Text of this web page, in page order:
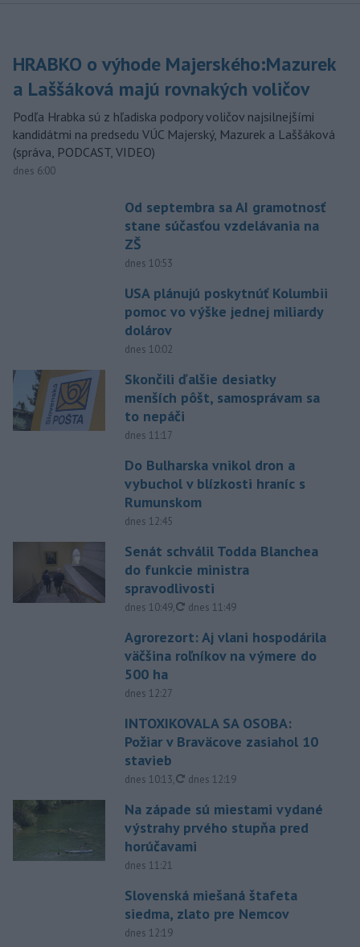
HRABKO o výhode Majerského:Mazurek
a Laššáková majú rovnakých voličov
Podľa Hrabka sú z hľadiska podpory voličov najsilnejšími
kandidátmi na predsedu VÚC Majerský, Mazurek a Laššáková
(správa, PODCAST, VIDEO)
dnes 6:00
Od septembra sa AI gramotnosť
stane súčasťou vzdelávania na
ZŠ
dnes 10:53
USA plánujú poskytnúť Kolumbii
pomoc vo výške jednej miliardy
dolárov
dnes 10:02
Skončili ďalšie desiatky
menších pôšt, samosprávam sa
to nepáči
dnes 11:17
Do Bulharska vnikol dron a
vybuchol v blízkosti hraníc s
Rumunskom
dnes 12:45
Senát schválil Todda Blanchea
do funkcie ministra
spravodlivosti
dnes 10:49, aktualizované
dnes 11:49
Agrorezort: Aj vlani hospodárila
väčšina roľníkov na výmere do
500 ha
dnes 12:27
INTOXIKOVALA SA OSOBA:
Požiar v Braväcove zasiahol 10
stavieb
dnes 10:13, aktualizované
dnes 12:19
Na západe sú miestami vydané
výstrahy prvého stupňa pred
horúčavami
dnes 11:21
Slovenská miešaná štafeta
siedma, zlato pre Nemcov
dnes 12:19